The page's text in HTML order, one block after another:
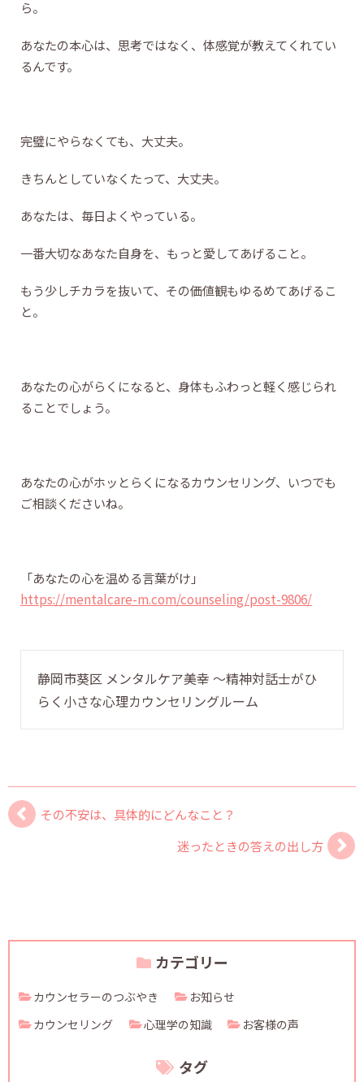
ら。
あなたの本心は、思考ではなく、体感覚が教えてくれてい
るんです。
完璧にやらなくても、大丈夫。
きちんとしていなくたって、大丈夫。
あなたは、毎日よくやっている。
一番大切なあなた自身を、もっと愛してあげること。
もう少しチカラを抜いて、その価値観もゆるめてあげるこ
と。
あなたの心がらくになると、身体もふわっと軽く感じられ
ることでしょう。
あなたの心がホッとらくになるカウンセリング、いつでも
ご相談くださいね。
「あなたの心を温める言葉がけ」
https://mentalcare-m.com/counseling/post-9806/
静岡市葵区 メンタルケア美幸 〜精神対話士がひ
らく小さな心理カウンセリングルーム
その不安は、具体的にどんなこと？
迷ったときの答えの出し方
カテゴリー
カウンセラーのつぶやき
お知らせ
カウンセリング
心理学の知識 お客様の声
タグ